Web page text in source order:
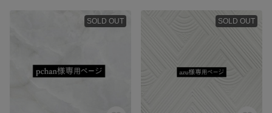
SOLD OUT SOLD OUT